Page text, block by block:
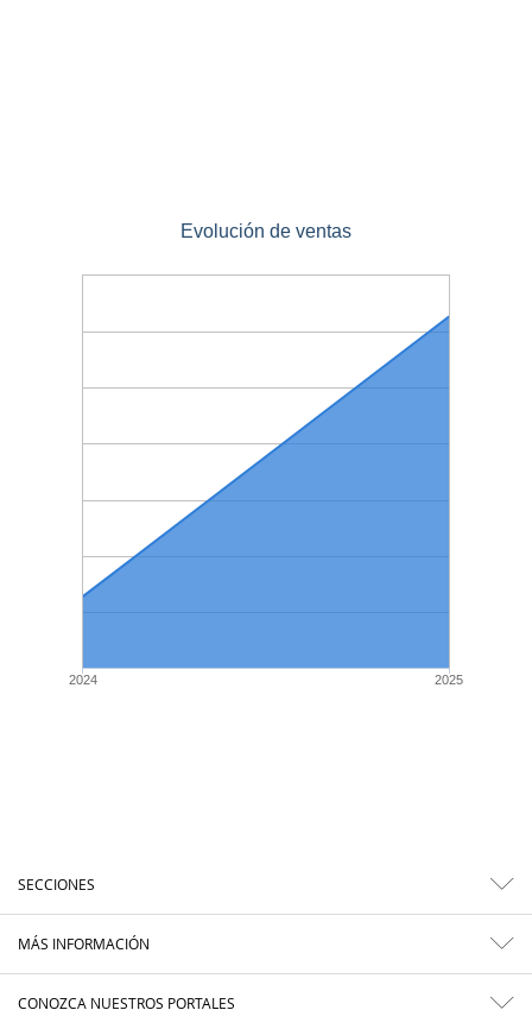
Evolución de ventas
2024 2025
SECCIONES
MÁS INFORMACIÓN
CONOZCA NUESTROS PORTALES